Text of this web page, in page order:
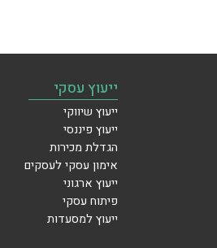
ייעוץ עסקי
ייעוץ שיווקי
ייעוץ פיננסי
הגדלת מכירות
אימון עסקי לעסקים
ייעוץ ארגוני
פיתוח עסקי
ייעוץ למסעדות